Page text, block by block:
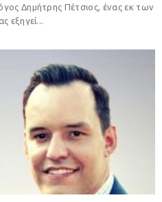
Δημήτρης Πέτσιος, ένας εκ των
εξηγεί...